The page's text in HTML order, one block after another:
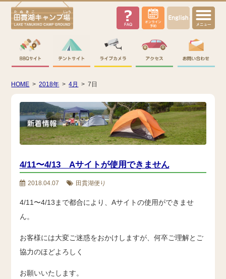
English
HOME >2018年 >4月 >7日
4/11〜4/13 Aサイトが使用できません
2018.04.07 田貫湖便り
4/11〜4/13まで都合により、Aサイトの使用ができませ
ん。
お客様には大変ご迷惑をおかけしますが、何卒ご理解とご
協力のほどよろしく
お願いいたします。